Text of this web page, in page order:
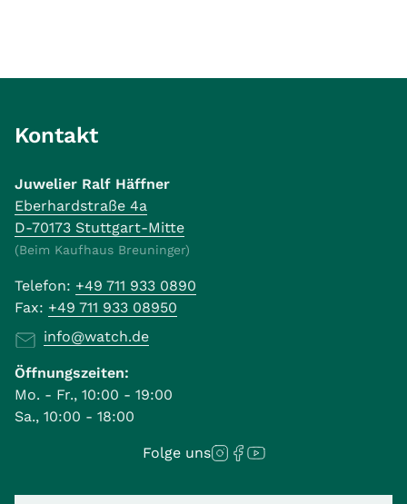
Kontakt
Juwelier Ralf Häffner
Eberhardstraße 4a
D-70173 Stuttgart-Mitte
(Beim Kaufhaus Breuninger)
Telefon: +49 711 933 0890
Fax: +49 711 933 08950
info@watch.de
Öffnungszeiten:
Mo. - Fr., 10:00 - 19:00
Sa., 10:00 - 18:00
Folge uns